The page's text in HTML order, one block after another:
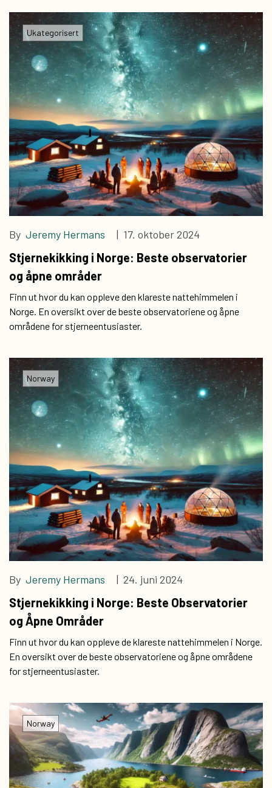
Ukategorisert
By Jeremy Hermans | 17. oktober 2024
Stjernekikking i Norge: Beste observatorier
og åpne områder
Finn ut hvor du kan oppleve den klareste nattehimmelen i
Norge. En oversikt over de beste observatoriene og åpne
områdene for stjerneentusiaster.
Norway
By Jeremy Hermans | 24. juni 2024
Stjernekikking i Norge: Beste Observatorier
og Åpne Områder
Finn ut hvor du kan oppleve de klareste nattehimmelen i Norge.
En oversikt over de beste observatoriene og åpne områdene
for stjerneentusiaster.
Norway